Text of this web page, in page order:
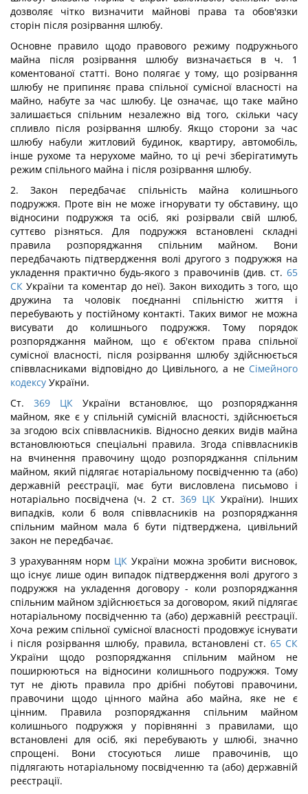
дозволяє чітко визначити майнові права та обов'язки
сторін після розірвання шлюбу.
Основне правило щодо правового режиму подружнього
майна після розірвання шлюбу визначається в ч. 1
коментованої статті. Воно полягає у тому, що розірвання
шлюбу не припиняє права спільної сумісної власності на
майно, набуте за час шлюбу. Це означає, що таке майно
залишається спільним незалежно від того, скільки часу
спливло після розірвання шлюбу. Якщо сторони за час
шлюбу набули житловий будинок, квартиру, автомобіль,
інше рухоме та нерухоме майно, то ці речі зберігатимуть
режим спільного майна і після розірвання шлюбу.
2. Закон передбачає спільність майна колишнього
подружжя. Проте він не може ігнорувати ту обставину, що
відносини подружжя та осіб, які розірвали свій шлюб,
суттєво різняться. Для подружжя встановлені складні
правила розпоряджання спільним майном. Вони
передбачають підтвердження волі другого з подружжя на
укладення практично будь-якого з правочинів (див. ст. 65
СК України та коментар до неї). Закон виходить з того, що
дружина та чоловік поєднанні спільністю життя і
перебувають у постійному контакті. Таких вимог не можна
висувати до колишнього подружжя. Тому порядок
розпоряджання майном, що є об'єктом права спільної
сумісної власності, після розірвання шлюбу здійснюється
співвласниками відповідно до Цивільного, а не Сімейного
кодексу України.
Ст. 369 ЦКУкраїни встановлює, що розпоряджання
майном, яке є у спільній сумісній власності, здійснюється
за згодою всіх співвласників. Відносно деяких видів майна
встановлюються спеціальні правила. Згода співвласників
на вчинення правочину щодо розпоряджання спільним
майном, який підлягає нотаріальному посвідченню та (або)
державній реєстрації, має бути висловлена письмово і
нотаріально посвідчена (ч. 2 ст. 369 ЦК України). Інших
випадків, коли б воля співвласників на розпоряджання
спільним майном мала б бути підтверджена, цивільний
закон не передбачає.
З урахуванням норм ЦК України можна зробити висновок,
що існує лише один випадок підтвердження волі другого з
подружжя на укладення договору - коли розпоряджання
спільним майном здійснюється за договором, який підлягає
нотаріальному посвідченню та (або) державній реєстрації.
Хоча режим спільної сумісної власності продовжує існувати
і після розірвання шлюбу, правила, встановлені ст. 65 СК
України щодо розпоряджання спільним майном не
поширюються на відносини колишнього подружжя. Тому
тут не діють правила про дрібні побутові правочини,
правочини щодо цінного майна або майна, яке не є
цінним. Правила розпоряджання спільним майном
колишнього подружжя у порівнянні з правилами, що
встановлені для осіб, які перебувають у шлюбі, значно
спрощені. Вони стосуються лише правочинів, що
підлягають нотаріальному посвідченню та (або) державній
реєстрації.